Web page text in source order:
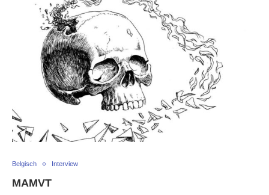
Belgisch Interview
MAMVT